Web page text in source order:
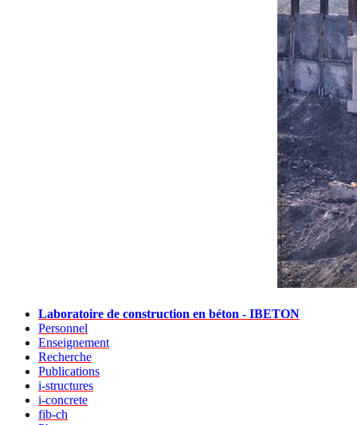
Laboratoire de construction en béton - IBETON
Personnel
Enseignement
Recherche
Publications
i-structures
i-concrete
fib-ch